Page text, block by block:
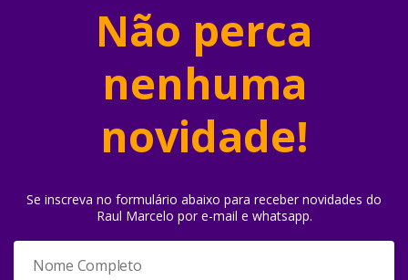
Não perca
nenhuma
novidade!
Se inscreva no formulário abaixo para receber novidades do
Raul Marcelo por e-mail e whatsapp.